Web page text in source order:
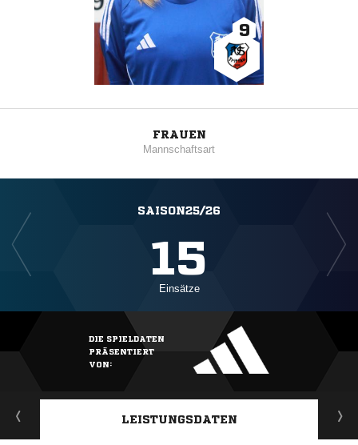
9
FRAUEN
Mannschaftsart
SAISON25/26
15
Einsätze
DIE SPIELDATEN
PRÄSENTIERT
VON:
LEISTUNGSDATEN